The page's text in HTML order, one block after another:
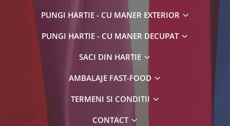
PUNGI HARTIE - CU MANER EXTERIOR
PUNGI HARTIE - CU MANER DECUPAT
SACI DIN HARTIE
AMBALAJE FAST-FOOD
TERMENI SI CONDITII
CONTACT